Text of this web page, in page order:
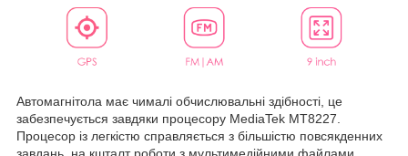
Автомагнітола має чималі обчислювальні здібності, це
забезпечується завдяки процесору MediaTek MT8227.
Процесор із легкістю справляється з більшістю повсякденних